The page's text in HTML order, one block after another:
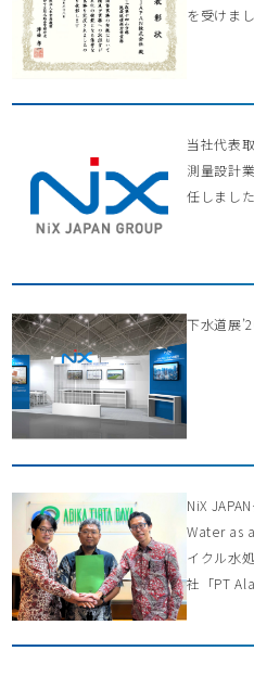
を受けまし
当社代表
測量設計
任しました
下水道展
NiX
Water as
イクル水
社「PT